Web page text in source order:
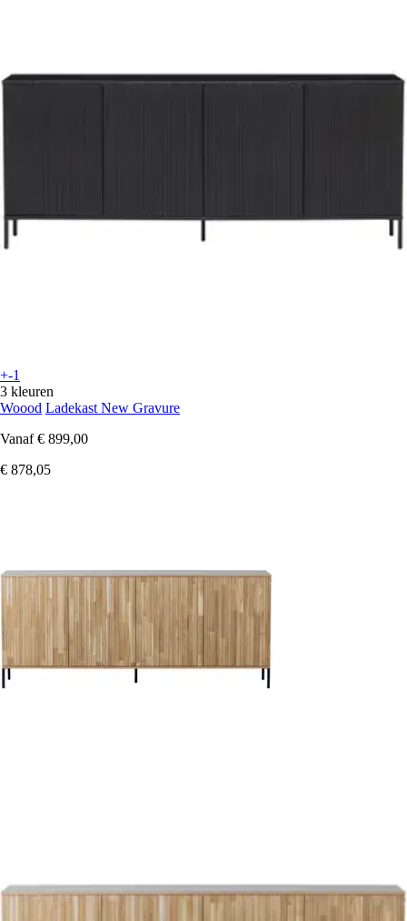
+-1
3 kleuren
Woood Ladekast New Gravure
Vanaf € 899,00
€ 878,05